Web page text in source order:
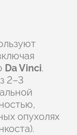
Da Vinci.
2–3
опухолях